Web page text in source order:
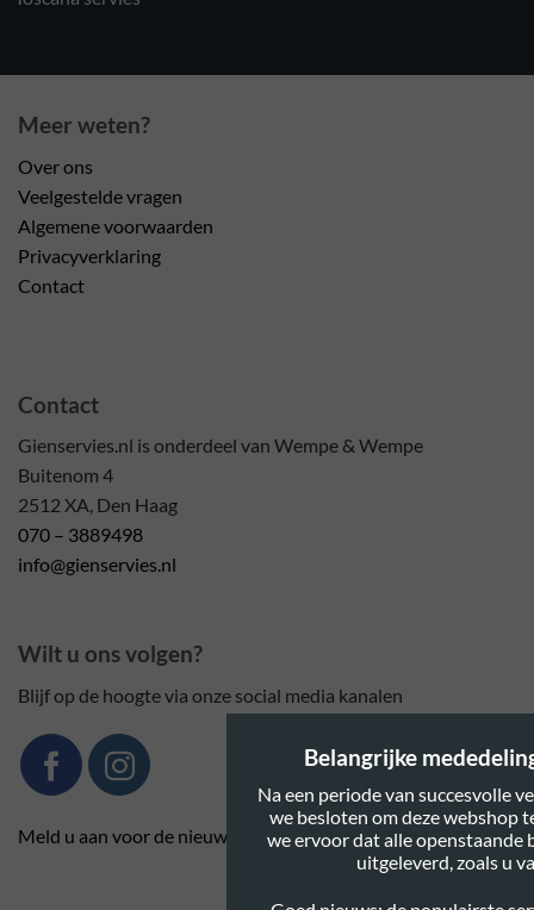
Meer weten?
Over ons
Veelgestelde vragen
Algemene voorwaarden
Privacyverklaring
Contact
Contact
Gienservies.nl is onderdeel van Wempe & Wempe
Buitenom 4
2512 XA, Den Haag
070 – 3889498
info@gienservies.nl
Wilt u ons volgen?
Blijf op de hoogte via onze social media kanalen
Meld u aan voor de nieuwsbrief
Belangrijke
Na een periode van succesvolle
we besloten om deze webshop
we ervoor dat alle openstaande
uitgeleverd, zoals u